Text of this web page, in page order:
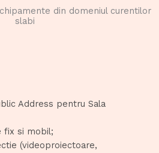
din domeniul curentilor
slabi
Address pentru Sala
fix si mobil;
(videoproiectoare,